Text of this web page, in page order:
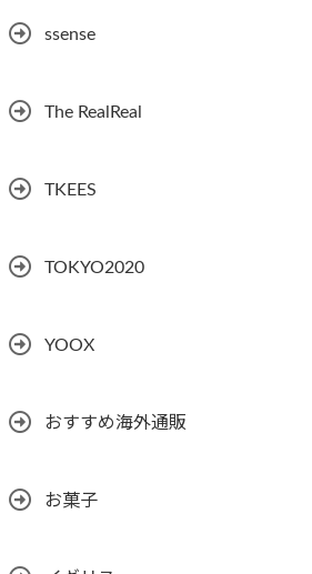
ssense
The RealReal
TKEES
TOKYO2020
YOOX
おすすめ海外通販
お菓子